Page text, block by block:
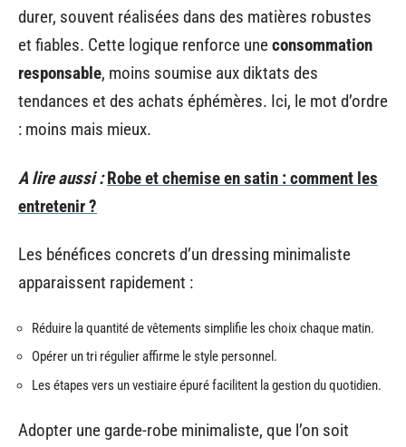
durer, souvent réalisées dans des matières robustes
et fiables. Cette logique renforce uneconsommation
responsable, moins soumise aux diktats des
tendances et des achats éphémères. Ici, le mot d’ordre
: moins mais mieux.
A lire aussi : Robe et chemise en satin : comment les
entretenir ?
Les bénéfices concrets d’un dressing minimaliste
apparaissent rapidement :
Réduire la quantité de vêtements simplifie les choix chaque matin.
Opérer un tri régulier affirme le style personnel.
Les étapes vers un vestiaire épuré facilitent la gestion du quotidien.
Adopter une garde-robe minimaliste, que l’on soit